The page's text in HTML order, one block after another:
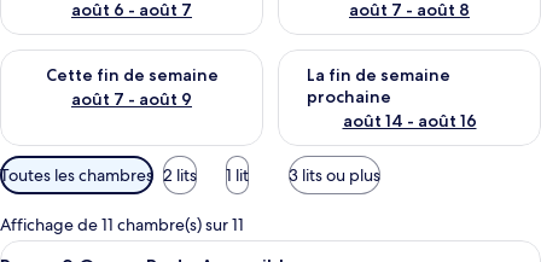
août 6 - août 7
août 7 - août 8
Cette fin de semaine
août 7 - août 9
Vérifier la disponibilité pour cette fin de semaine août 7 -
La fin de semaine
prochaine
août 14 - août 16
Vérifier la disponibilité pour
Filtres
disponibles
pour
les
Toutes les chambres 2 lits 1 lit 3 lits ou plus
Affichage de 11 chambre(s) sur 11
Afficher
Une chambre d’hôtel équipée d’un